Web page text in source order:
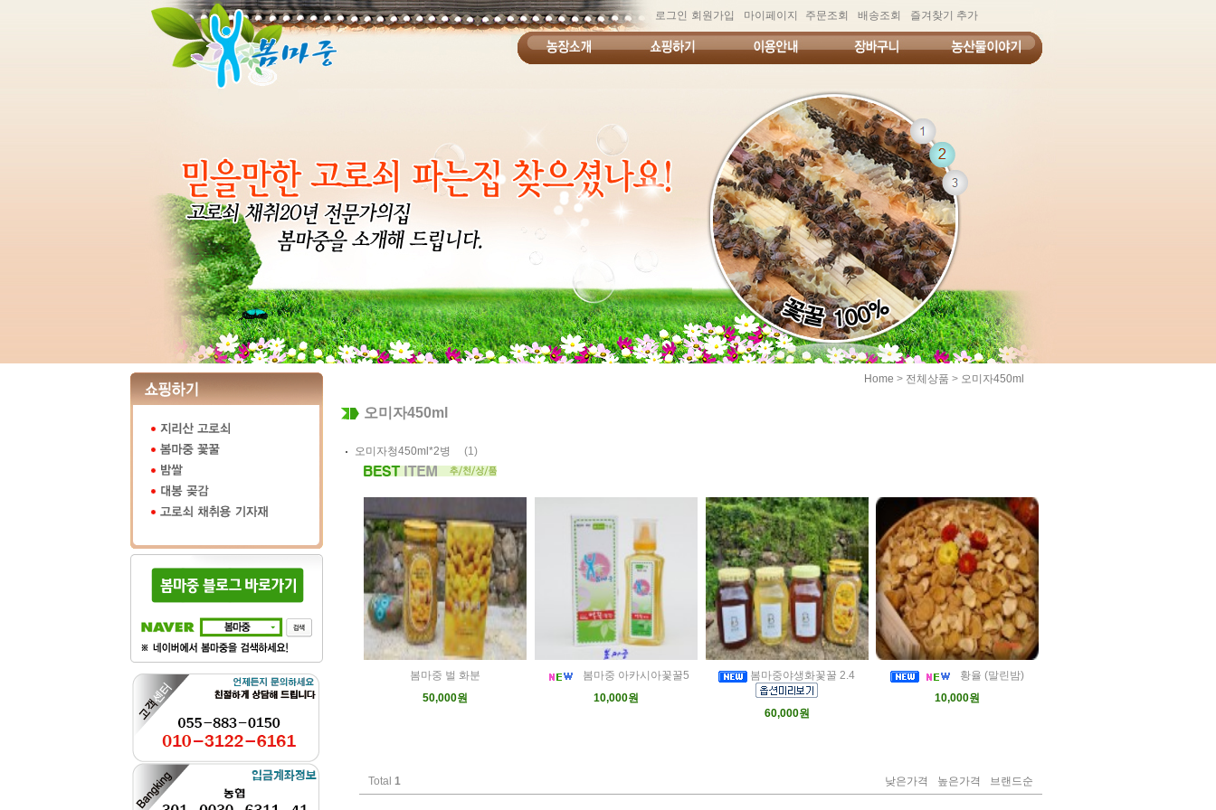
로그인 회원가입 마이페이지 주문조회 배송조회 즐겨찾기 추가
Home > 전체상품 > 오미자450ml
오미자450ml
오미자청450ml*2병 (1)
봄마중 벌 화분
50,000원
봄마중 아카시아꽃꿀5
10,000원
봄마중야생화꽃꿀 2.4
60,000원
황율 (말린밤)
10,000원
Total 1 낮은가격 높은가격 브랜드순